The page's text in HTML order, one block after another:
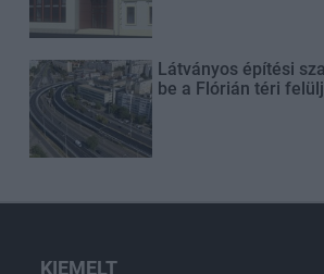
Látványos építési
be a Flórián téri
KIEMELT